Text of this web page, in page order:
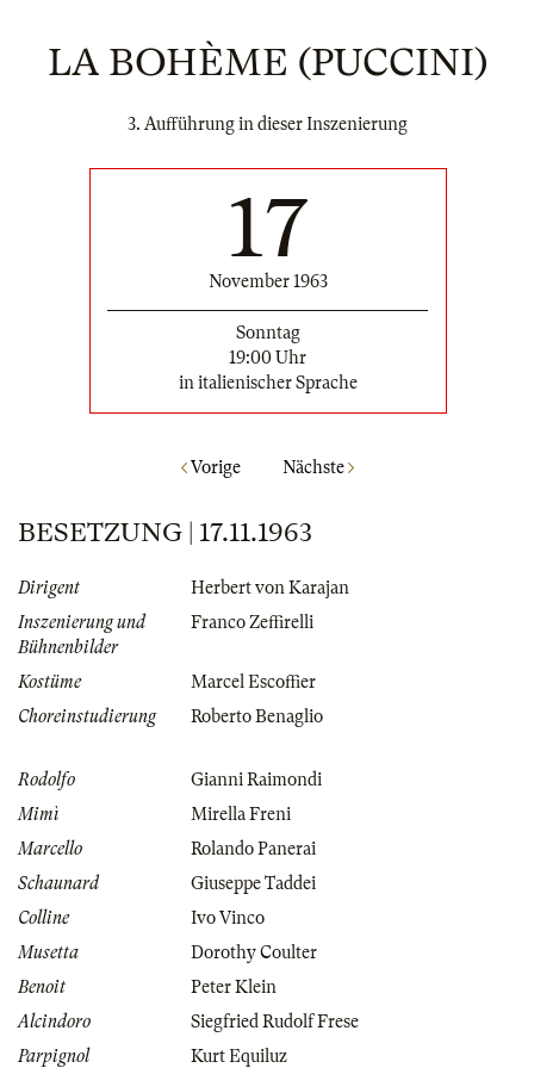
LA BOHÈME (PUCCINI)
3. Aufführung in dieser Inszenierung
17
November 1963
Sonntag
19:00 Uhr
in italienischer Sprache
Vorige Nächste
BESETZUNG | 17.11.1963
Dirigent
Herbert von Karajan
Inszenierung und
Bühnenbilder
Franco Zeffirelli
Kostüme
Marcel Escoffier
Choreinstudierung
Roberto Benaglio
Rodolfo
Gianni Raimondi
Mimì
Mirella Freni
Marcello
Rolando Panerai
Schaunard
Giuseppe Taddei
Colline
Ivo Vinco
Musetta
Dorothy Coulter
Benoit
Peter Klein
Alcindoro
Siegfried Rudolf Frese
Parpignol
Kurt Equiluz